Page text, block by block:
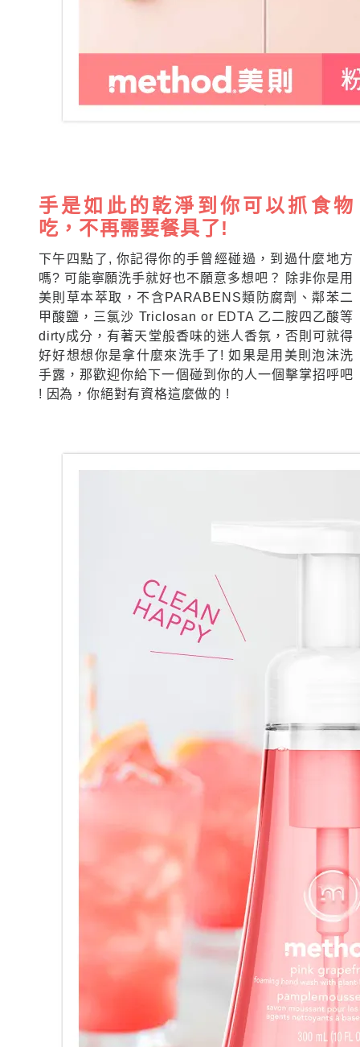
手是如此的乾淨到你可以抓食物
吃，不再需要餐具了!
下午四點了, 你記得你的手曾經碰過，到過什麼地方
嗎? 可能寧願洗手就好也不願意多想吧？ 除非你是用
美則草本萃取，不含PARABENS類防腐劑、鄰苯二
甲酸鹽，三氯沙 Triclosan or EDTA 乙二胺四乙酸等
dirty成分，有著天堂般香味的迷人香氛，否則可就得
好好想想你是拿什麼來洗手了! 如果是用美則泡沫洗
手露，那歡迎你給下一個碰到你的人一個擊掌招呼吧
! 因為，你絕對有資格這麼做的 !